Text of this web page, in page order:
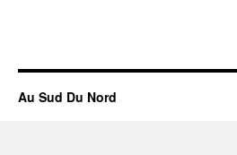
Au Sud Du Nord